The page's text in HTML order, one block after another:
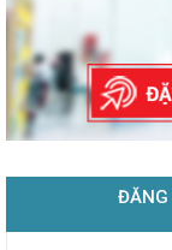
ĐĂNG